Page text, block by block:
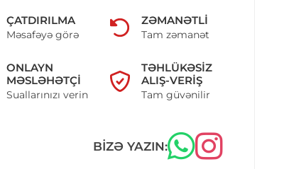
ÇATDIRILMA
Məsafəyə görə
ZƏMANƏTLI
Tam zəmanət
ONLAYN
MƏSLƏHƏTÇI
Suallarınızı verin
TƏHLÜKƏSIZ
ALIŞ-VERIŞ
Tam güvənilir
BIZƏ YAZIN: